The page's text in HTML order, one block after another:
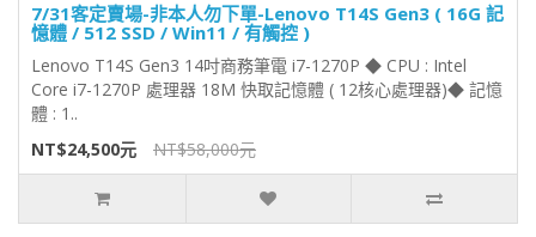
7/31客定賣場-非本人勿下單-Lenovo T14S Gen3 ( 16G 記
憶體 / 512 SSD / Win11 / 有觸控 )
Lenovo T14S Gen3 14吋商務筆電 i7-1270P ◆ CPU : Intel
Core i7-1270P 處理器 18M 快取記憶體 ( 12核心處理器)◆ 記憶
體 : 1..
NT$24,500元
NT$58,000元